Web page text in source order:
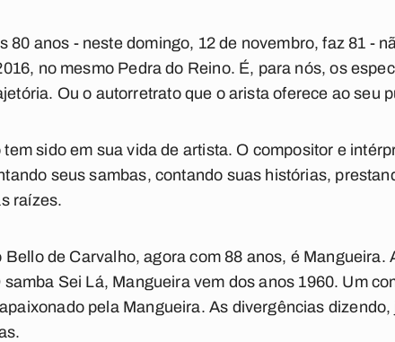
80 anos - neste domingo, 12 de novembro, faz 81 -
no mesmo Pedra do Reino. É, para nós, os
Ou o autorretrato que o arista oferece ao seu
sido em sua vida de artista. O compositor e
seus sambas, contando suas histórias,
raízes.
de Carvalho, agora com 88 anos, é Mangueira.
samba Sei Lá, Mangueiravem dos anos 1960. Um
pela Mangueira. As divergências